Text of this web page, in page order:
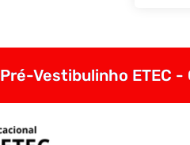
Pré-Vestibulinho ETEC